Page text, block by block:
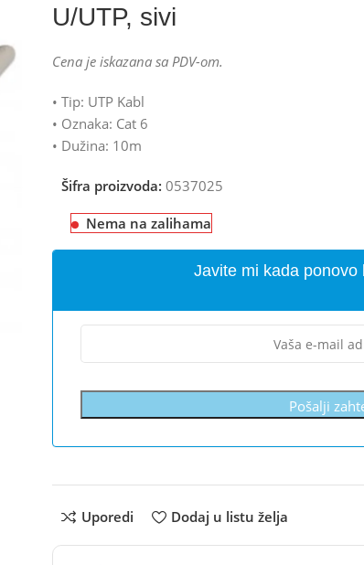
U/UTP, sivi
Cena je iskazana sa PDV-om.
• Tip: UTP Kabl
• Oznaka: Cat 6
• Dužina: 10m
Šifra proizvoda: 0537025
Nema na zalihama
Javite mi kada ponovo
Pošalji
Uporedi Dodaj u listu želja